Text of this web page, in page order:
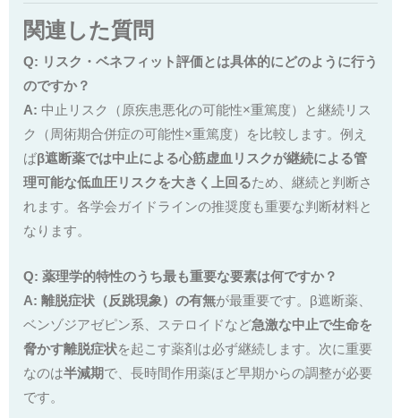
関連した質問
Q: リスク・ベネフィット評価とは具体的にどのように行う
のですか？
A: 中止リスク（原疾患悪化の可能性×重篤度）と継続リス
ク（周術期合併症の可能性×重篤度）を比較します。例え
ばβ遮断薬では中止による心筋虚血リスクが継続による管
理可能な低血圧リスクを大きく上回るため、継続と判断さ
れます。各学会ガイドラインの推奨度も重要な判断材料と
なります。
Q: 薬理学的特性のうち最も重要な要素は何ですか？
A: 離脱症状（反跳現象）の有無が最重要です。β遮断薬、
ベンゾジアゼピン系、ステロイドなど急激な中止で生命を
脅かす離脱症状を起こす薬剤は必ず継続します。次に重要
なのは半減期で、長時間作用薬ほど早期からの調整が必要
です。